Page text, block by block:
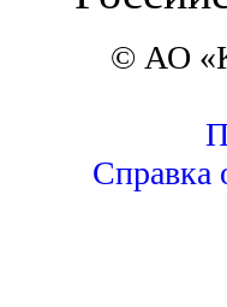
© АО
Справка